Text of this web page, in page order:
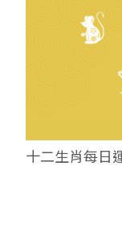
十二生肖每日